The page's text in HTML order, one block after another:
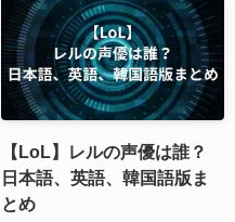
【LoL】レルの声優は誰？
日本語、英語、韓国語版ま
とめ